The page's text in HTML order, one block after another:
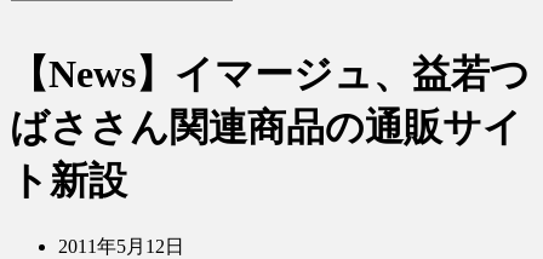
【News】イマージュ、益若つ
ばささん関連商品の通販サイ
ト新設
2011年5月12日